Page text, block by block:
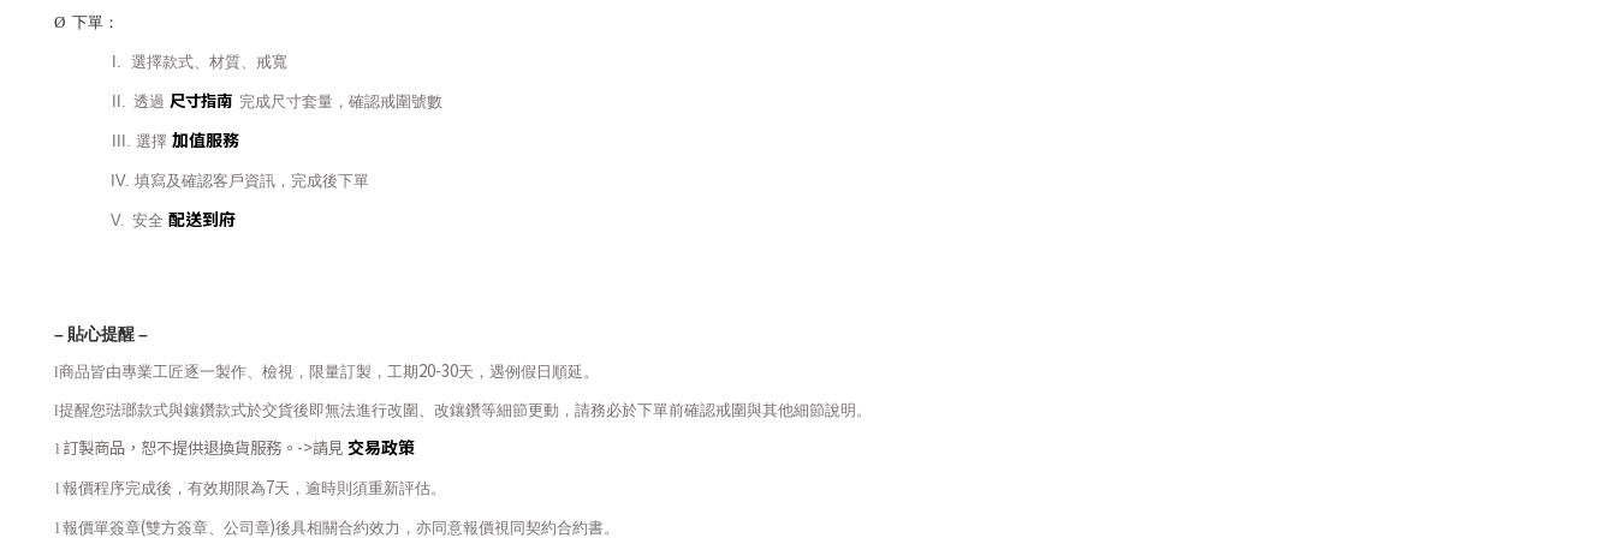
Ø 下單：
I. 選擇款式、材質、戒寬
II. 透過 尺寸指南 完成尺寸套量，確認戒圍號數
III. 選擇 加值服務
IV. 填寫及確認客戶資訊，完成後下單
V. 安全配送到府
– 貼心提醒–
l商品皆由專業工匠逐一製作、檢視，限量訂製，工期20-30天，遇例假日順延。
l提醒您琺瑯款式與鑲鑽款式於交貨後即無法進行改圍、改鑲鑽等細節更動，請務必於下單前確認戒圍與其他細節說明。
l 訂製商品，恕不提供退換貨服務。 ->請見 交易政策
l 報價程序完成後，有效期限為7天，逾時則須重新評估。
l 報價單簽章(雙方簽章、公司章)後具相關合約效力，亦同意報價視同契約合約書。